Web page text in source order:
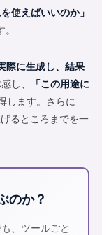
を使えばいいのか」
際に生成し、結果
し、
「この用途に
します。さらに
るところまでを一
のか？
、ツールごと